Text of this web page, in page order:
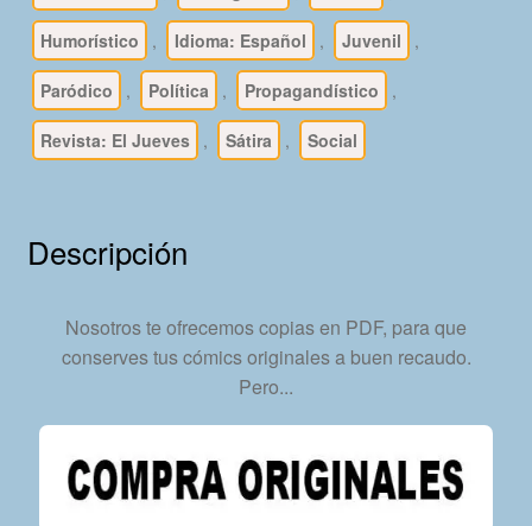
Descarga
Inmediata
cantidad
Humorístico , Idioma: Español , Juvenil ,
Paródico , Política , Propagandístico ,
Revista: El Jueves , Sátira , Social
Descripción
Nosotros te ofrecemos copias en PDF, para que
conserves tus cómics originales a buen recaudo.
Pero...